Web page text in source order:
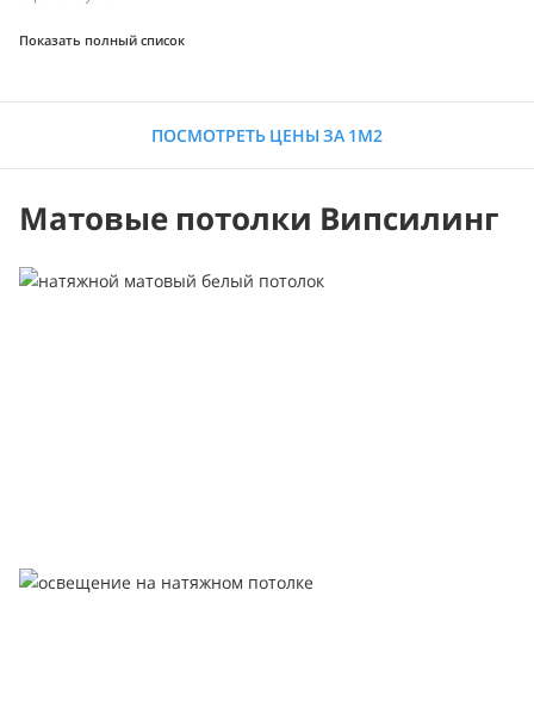
Показать полный список
ПОСМОТРЕТЬ ЦЕНЫ ЗА 1М2
Матовые потолки Випсилинг